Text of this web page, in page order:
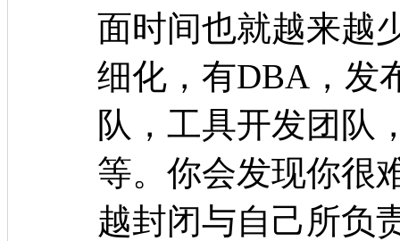
面时间也就越来越
细化，有DBA，发
队，工具开发团队
等。你会发现你很
越封闭与自己所负